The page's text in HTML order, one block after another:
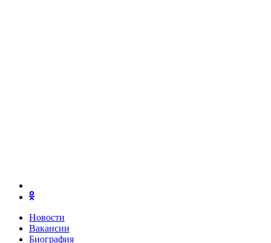
Новости
Вакансии
Биография